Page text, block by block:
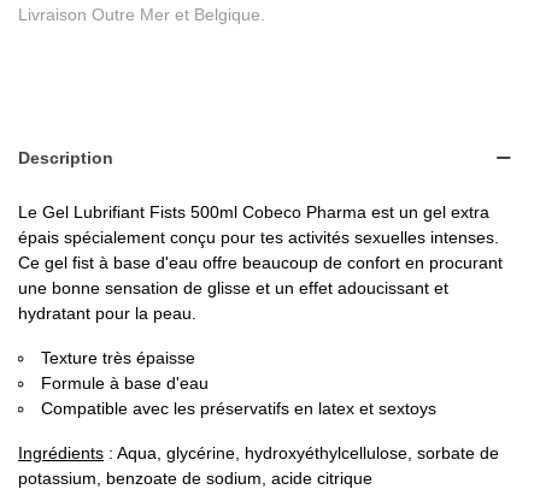
Livraison Outre Mer et Belgique.
Description
Le Gel Lubrifiant Fists 500ml Cobeco Pharma est un gel extra
épais spécialement conçu pour tes activités sexuelles intenses.
Ce gel fist à base d'eau offre beaucoup de confort en procurant
une bonne sensation de glisse et un effet adoucissant et
hydratant pour la peau.
Texture très épaisse
Formule à base d'eau
Compatible avec les préservatifs en latex et sextoys
Ingrédients : Aqua, glycérine, hydroxyéthylcellulose, sorbate de
potassium, benzoate de sodium, acide citrique